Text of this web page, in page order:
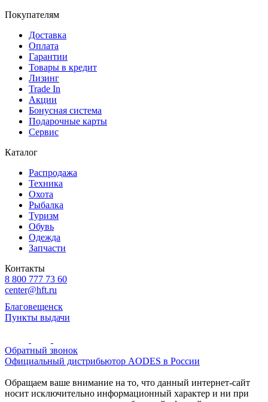
Покупателям
Доставка
Оплата
Гарантии
Товары в кредит
Лизинг
Trade In
Акции
Бонусная система
Подарочные карты
Сервис
Каталог
Распродажа
Техника
Охота
Рыбалка
Туризм
Обувь
Одежда
Запчасти
Контакты
8 800 777 73 60
center@hft.ru
Благовещенск
Пункты выдачи
Обратный звонок
Официальный дистрибьютор AODES в России
Обращаем ваше внимание на то, что данный интернет-сайт
носит исключительно информационный характер и ни при